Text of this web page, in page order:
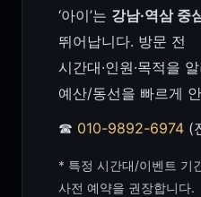
‘아이’는 강남·역삼 중
뛰어납니다. 방문 전
시간대·인원·목적을
예산/동선을 빠르게
☎ 010-9892-6974 (
* 특정 시간대/이벤트 기
사전 예약을 권장합니다.